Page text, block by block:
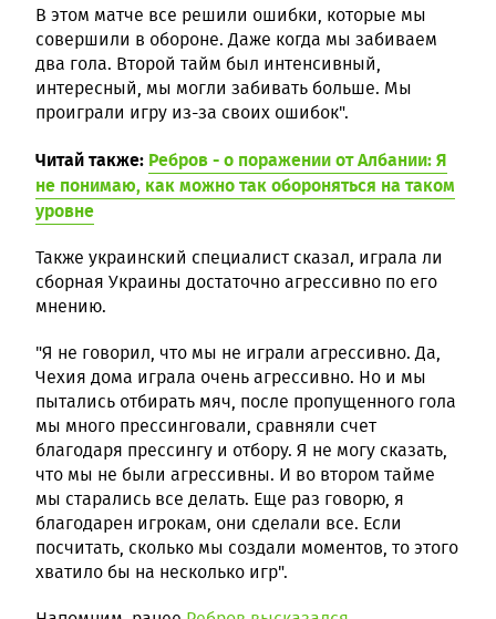
В этом матче все решили ошибки, которые мы
совершили в обороне. Даже когда мы забиваем
два гола. Второй тайм был интенсивный,
интересный, мы могли забивать больше. Мы
проиграли игру из-за своих ошибок".
Читай также: Ребров - о поражении от Албании: Я
не понимаю, как можно так обороняться на таком
уровне
Также украинский специалист сказал, играла ли
сборная Украины достаточно агрессивно по его
мнению.
"Я не говорил, что мы не играли агрессивно. Да,
Чехия дома играла очень агрессивно. Но и мы
пытались отбирать мяч, после пропущенного гола
мы много прессинговали, сравняли счет
благодаря прессингу и отбору. Я не могу сказать,
что мы не были агрессивны. И во втором тайме
мы старались все делать. Еще раз говорю, я
благодарен игрокам, они сделали все. Если
посчитать, сколько мы создали моментов, то этого
хватило бы на несколько игр".